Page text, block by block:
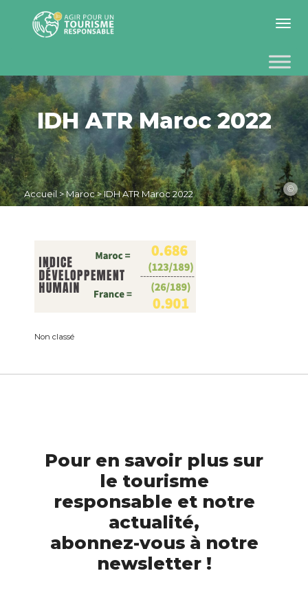
Toggle
IDH ATR Maroc 2022
Accueil >Maroc>IDH ATR Maroc 2022 ©
Non classé
Pour en savoir plus sur
le tourisme
responsable et notre
actualité,
abonnez-vous à notre
newsletter !